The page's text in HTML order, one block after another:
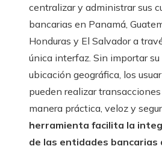
centralizar y administrar sus
bancarias en Panamá,
Honduras y El Salvador a
única interfaz. Sin importar su
ubicación geográfica, los
pueden realizar
manera práctica, veloz y
herramienta facilita la
de las entidades bancarias